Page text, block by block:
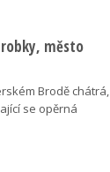
město
Brodě chátrá,
se opěrná